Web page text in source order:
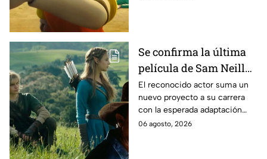
Se confirma la última
película de Sam Neill
antes de morir: esto es
lo que se sabe hasta
ahora
El reconocido actor suma un
nuevo proyecto a su carrera
con la esperada adaptación
cinematográfica del popular
06 agosto, 2026